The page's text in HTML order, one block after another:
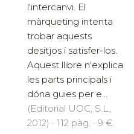
l'intercanvi. El
màrqueting intenta
trobar aquests
desitjos i satisfer-los.
Aquest llibre n'explica
les parts principals i
dóna guies per e...
(Editorial UOC, S.L.,
2012) · 112 pàg. · 9 €